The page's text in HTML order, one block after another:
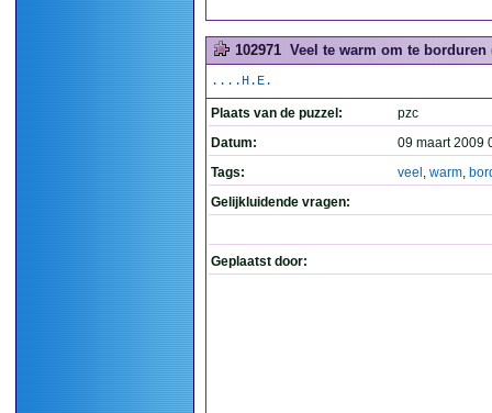
102971 Veel te warm om te borduren
....H.E.
Plaats van de puzzel:
pzc
Datum:
09 maart 2009
Tags:
veel , warm,
Gelijkluidende vragen:
Geplaatst door: